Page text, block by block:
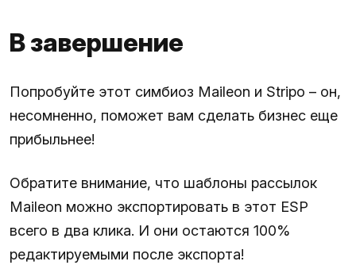
В завершение
Попробуйте этот симбиоз Maileon и Stripo – он,
несомненно, поможет вам сделать бизнес еще
прибыльнее!
Обратите внимание, что шаблоны рассылок
Maileon можно экспортировать в этот ESP
всего в два клика. И они остаются 100%
редактируемыми после экспорта!